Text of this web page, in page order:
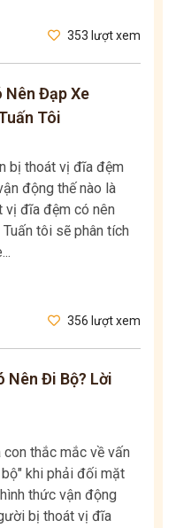
353 lượt xem
Đạp Xe
Tôi
bị thoát vị đĩa đệm
động thế nào là
vị đĩa đệm có nên
tôi sẽ phân tích
356 lượt xem
Nên Đi Bộ? Lời
thắc mắc về vấn
khi phải đối mặt
thức vận động
bị thoát vị đĩa